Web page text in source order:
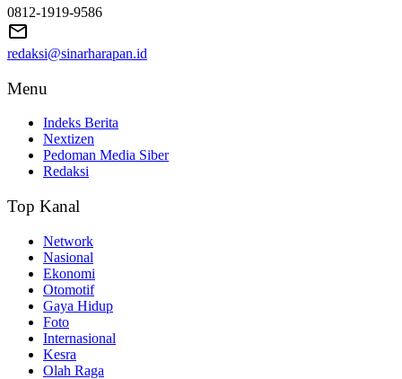
0812-1919-9586
redaksi@sinarharapan.id
Menu
Indeks Berita
Nextizen
Pedoman Media Siber
Redaksi
Top Kanal
Network
Nasional
Ekonomi
Otomotif
Gaya Hidup
Foto
Internasional
Kesra
Olah Raga